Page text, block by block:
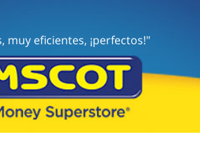
muy eficientes, ¡perfectos!"